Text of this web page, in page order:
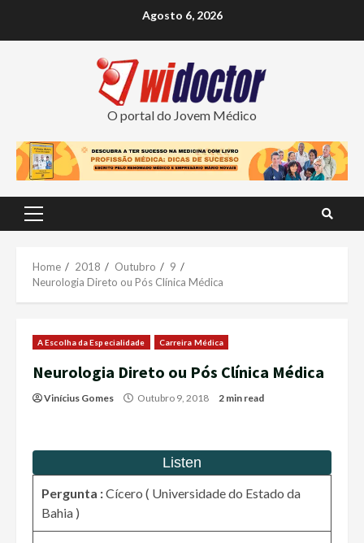
Agosto 6, 2026
O portal do Jovem Médico
Primary
Home 2018 Outubro
9
Neurologia Direto ou Pós Clínica Médica
A Escolha da Especialidade Carreira Médica
Neurologia Direto ou Pós Clínica Médica
Vinícius Gomes Outubro 9, 2018 2 min read
Pergunta :Cícero ( Universidade do Estado da
Bahia )